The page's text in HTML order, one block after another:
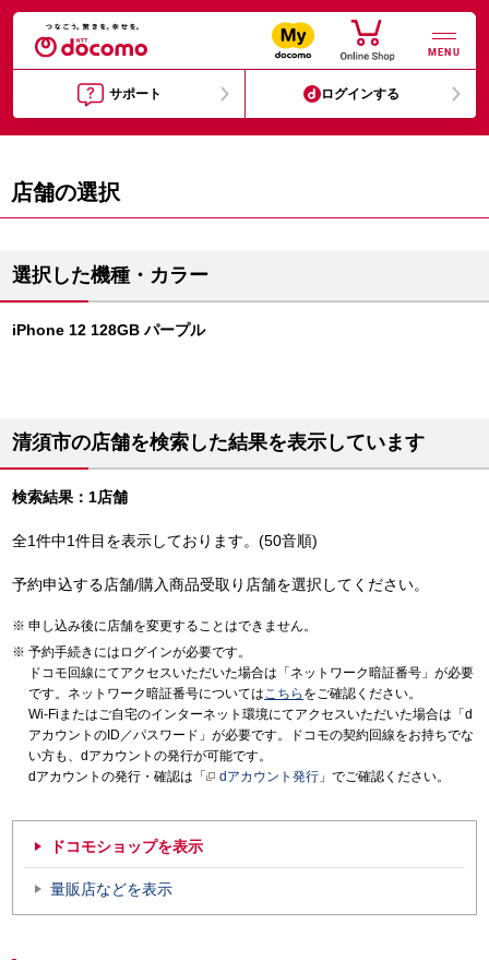
MENU
サポート ログインする
店舗の選択
選択した機種・カラー
iPhone 12 128GB パープル
清須市の店舗を検索した結果を表示しています
検索結果：1店舗
全1件中1件目を表示しております。(50音順)
予約申込する店舗/購入商品受取り店舗を選択してください。
申し込み後に店舗を変更することはできません。
予約手続きにはログインが必要です。
ドコモ回線にてアクセスいただいた場合は「ネットワーク暗証番号」が必要
です。ネットワーク暗証番号についてはこちら をご確認ください。
Wi-Fiまたはご自宅のインターネット環境にてアクセスいただいた場合は「d
アカウントのID／パスワード」が必要です。ドコモの契約回線をお持ちでな
い方も、dアカウントの発行が可能です。
dアカウントの発行・確認は「
dアカウント発行 」でご確認ください。
ドコモショップを表示
量販店などを表示